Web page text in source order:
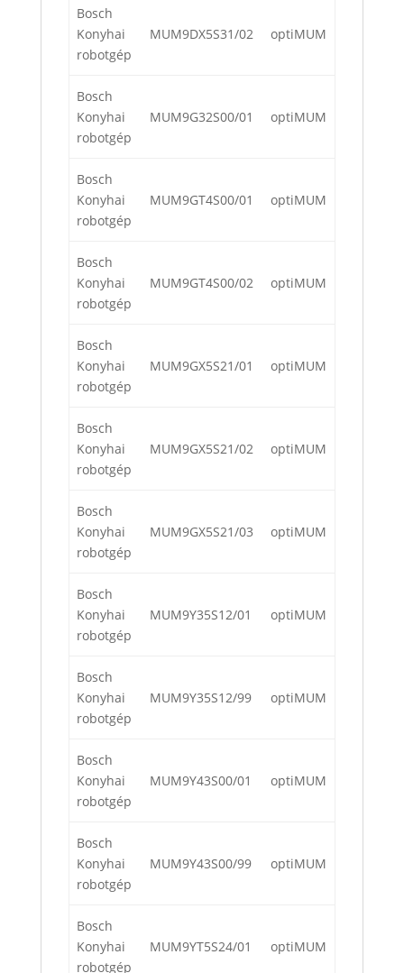
Bosch
Konyhai
robotgép
MUM9DX5S31/02 optiMUM
Bosch
Konyhai
robotgép
MUM9G32S00/01 optiMUM
Bosch
Konyhai
robotgép
MUM9GT4S00/01 optiMUM
Bosch
Konyhai
robotgép
MUM9GT4S00/02 optiMUM
Bosch
Konyhai
robotgép
MUM9GX5S21/01 optiMUM
Bosch
Konyhai
robotgép
MUM9GX5S21/02 optiMUM
Bosch
Konyhai
robotgép
MUM9GX5S21/03 optiMUM
Bosch
Konyhai
robotgép
MUM9Y35S12/01 optiMUM
Bosch
Konyhai
robotgép
MUM9Y35S12/99 optiMUM
Bosch
Konyhai
robotgép
MUM9Y43S00/01 optiMUM
Bosch
Konyhai
robotgép
MUM9Y43S00/99 optiMUM
Bosch
Konyhai
robotgép
MUM9YT5S24/01 optiMUM